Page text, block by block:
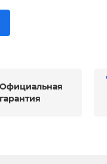
Официальная
гарантия